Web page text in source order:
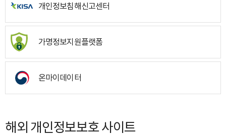
개인정보침해신고센터
가명정보지원플랫폼
온마이데이터
해외 개인정보보호 사이트